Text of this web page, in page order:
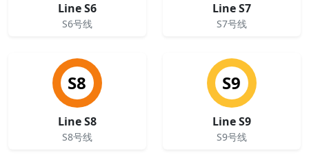
Line S6
S6号线
Line S7
S7号线
S8
Line S8
S8号线
S9
Line S9
S9号线